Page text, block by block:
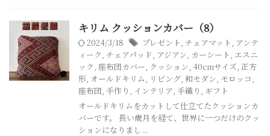
キリム クッションカバー（8）
2024/3/18 プレゼント, チェアマット, アンテ
ィーク, チェアパッド, アジアン, カーシート, エスニ
ック, 座布団カバー, クッション, 40cmサイズ, 正方
形, オールドキリム, リビング, 和モダン, モロッコ,
座布団, 手作り , インテリア, 手織り , ギフト
オールドキリムをカットして仕立てたクッションカ
バーです。 長い歳月を経て、世界に一つだけのクッ
ションになりまし ...